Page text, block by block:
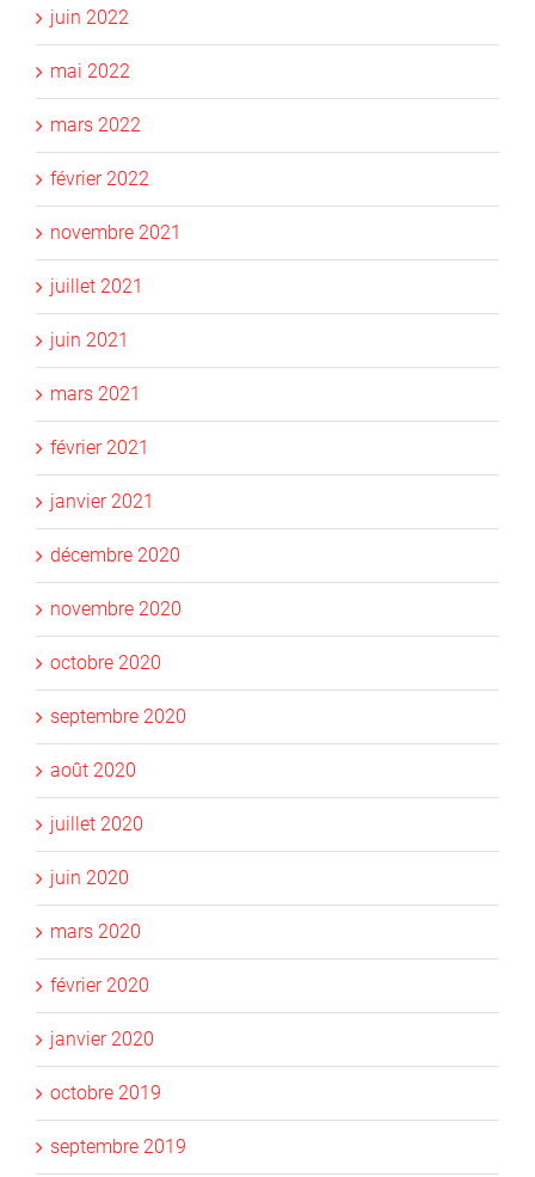
juin 2022
mai 2022
mars 2022
février 2022
novembre 2021
juillet 2021
juin 2021
mars 2021
février 2021
janvier 2021
décembre 2020
novembre 2020
octobre 2020
septembre 2020
août 2020
juillet 2020
juin 2020
mars 2020
février 2020
janvier 2020
octobre 2019
septembre 2019